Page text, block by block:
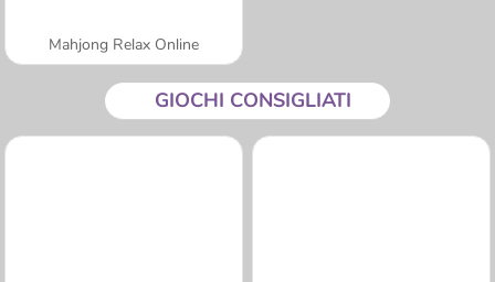
Mahjong Relax Online
GIOCHI CONSIGLIATI